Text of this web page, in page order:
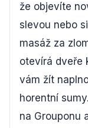
že objevíte
slevou nebo
masáž za
otevírá dveře
vám žít
horentní
na Grouponu